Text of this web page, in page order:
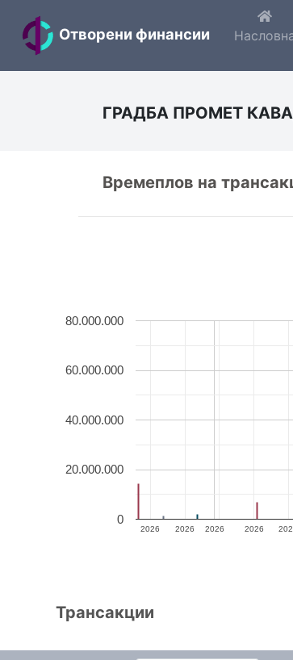
Отворени финансии
ГРАДБА ПРОМЕТ
Времеплов на
2026
2026 2026 2026
0
20.000.000
40.000.000
60.000.000
80.000.000
Трансакции